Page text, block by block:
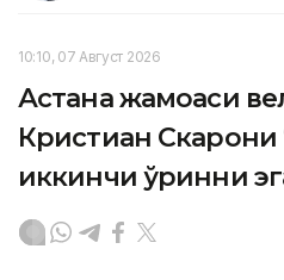
10:10, 07 Август 2026
Астана жамоаси
Кристиан Скарони
иккинчи ўринни